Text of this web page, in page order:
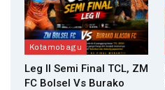
Kotamobagu
Leg II Semi Final TCL, ZM
FC Bolsel Vs Burako